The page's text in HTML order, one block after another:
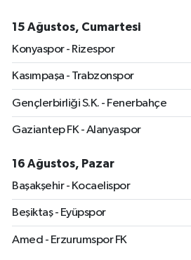
15 Ağustos, Cumartesi
Konyaspor - Rizespor
Kasımpaşa - Trabzonspor
Gençlerbirliği S.K. - Fenerbahçe
Gaziantep FK - Alanyaspor
16 Ağustos, Pazar
Başakşehir - Kocaelispor
Beşiktaş - Eyüpspor
Amed - Erzurumspor FK